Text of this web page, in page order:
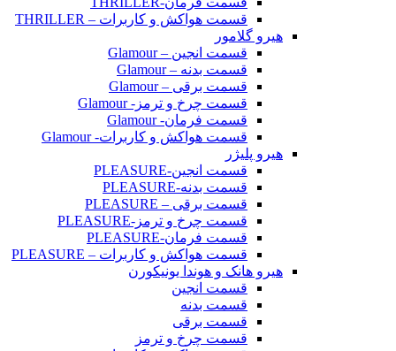
قسمت هواکش و کاربرات – THRILLER
هیرو گلامور
قسمت انجین – Glamour
قسمت بدنه – Glamour
قسمت برقی – Glamour
قسمت چرخ و ترمز- Glamour
قسمت فرمان- Glamour
قسمت هواکش و کاربرات- Glamour
هیرو پلیژر
قسمت انجین-PLEASURE
قسمت بدنه-PLEASURE
قسمت برقی – PLEASURE
قسمت چرخ و ترمز-PLEASURE
قسمت فرمان-PLEASURE
قسمت هواکش و کاربرات – PLEASURE
هیرو هانک و هوندا یونیکورن
قسمت انجین
قسمت بدنه
قسمت برقی
قسمت چرخ و ترمز